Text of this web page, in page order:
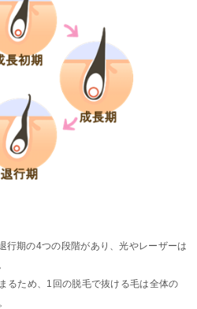
行期の4つの段階があり、光やレーザーは
るため、1回の脱毛で抜ける毛は全体の